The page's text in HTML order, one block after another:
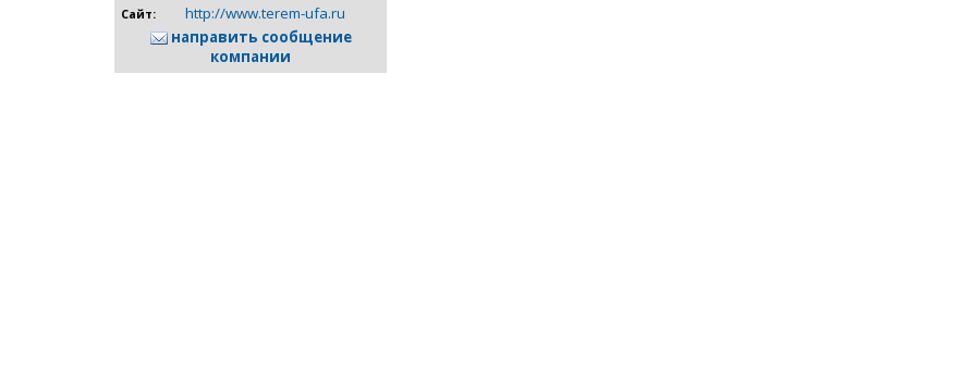
Сайт:
http://www.terem-ufa.ru
направить сообщение
компании